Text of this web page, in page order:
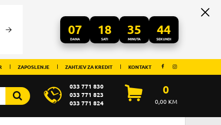
07
DANA
18
SATI
35
MINUTA
44
SEKUNDI
ZAPOSLENJE ZAHTJEV ZA KREDIT KONTAKT
033 771 830
033 771 823
033 771 824
0
0,00KM